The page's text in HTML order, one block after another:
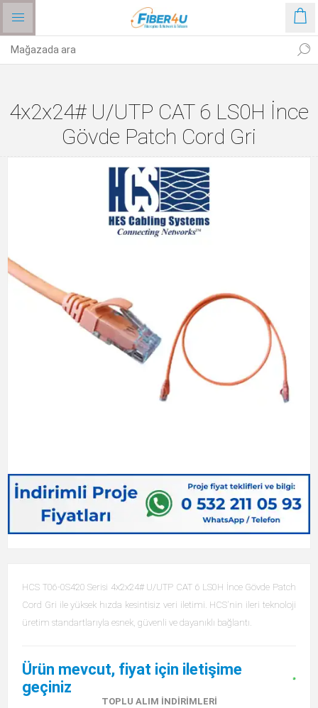
4x2x24# U/UTP CAT 6 LS0H İnce
Gövde Patch Cord Gri
HCS T06-0S420 Serisi 4x2x24# U/UTP CAT 6 LS0H İnce Gövde Patch
Cord Gri ile yüksek hızda kesintisiz veri iletimi. HCS'nin ileri teknoloji
üretim standartlarıyla esnek, güvenli ve dayanıklı bağlantı.
Ürün mevcut, fiyat için iletişime
geçiniz
TOPLU ALIM İNDIRIMLERI